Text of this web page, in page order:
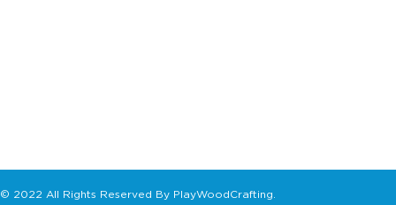
© 2022 All Rights Reserved By PlayWoodCrafting.